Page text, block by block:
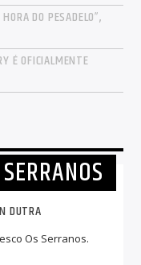
DO PESADELO”,
É OFICIALMENTE
DUTRA
Os Serranos.